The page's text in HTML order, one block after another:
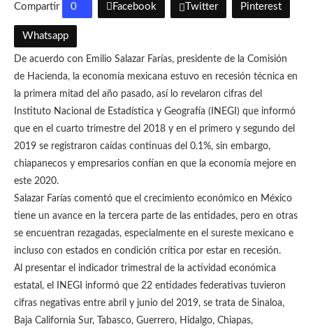
Compartir 0 Facebook Twitter Pinterest
Whatsapp
De acuerdo con Emilio Salazar Farías, presidente de la Comisión
de Hacienda, la economía mexicana estuvo en recesión técnica en
la primera mitad del año pasado, así lo revelaron cifras del
Instituto Nacional de Estadística y Geografía (INEGI) que informó
que en el cuarto trimestre del 2018 y en el primero y segundo del
2019 se registraron caídas continuas del 0.1%, sin embargo,
chiapanecos y empresarios confían en que la economía mejore en
este 2020.
Salazar Farías comentó que el crecimiento económico en México
tiene un avance en la tercera parte de las entidades, pero en otras
se encuentran rezagadas, especialmente en el sureste mexicano e
incluso con estados en condición crítica por estar en recesión.
Al presentar el indicador trimestral de la actividad económica
estatal, el INEGI informó que 22 entidades federativas tuvieron
cifras negativas entre abril y junio del 2019, se trata de Sinaloa,
Baja California Sur, Tabasco, Guerrero, Hidalgo, Chiapas,